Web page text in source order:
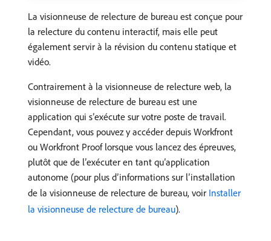
La visionneuse de relecture de bureau est conçue pour
la relecture du contenu interactif, mais elle peut
également servir à la révision du contenu statique et
vidéo.
Contrairement à la visionneuse de relecture web, la
visionneuse de relecture de bureau est une
application qui s’exécute sur votre poste de travail.
Cependant, vous pouvez y accéder depuis Workfront
ou Workfront Proof lorsque vous lancez des épreuves,
plutôt que de l’exécuter en tant qu’application
autonome (pour plus d’informations sur l’installation
de la visionneuse de relecture de bureau, voir Installer
la visionneuse de relecture de bureau).